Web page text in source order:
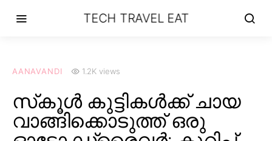
TECH TRAVEL EAT
AANAVANDI 1.2K views
സ്‌കൂൾ കുട്ടികൾക്ക് ചായ
വാങ്ങിക്കൊടുത്ത് ഒരു